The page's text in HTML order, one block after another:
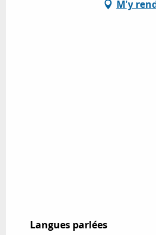
M'y
Langues parlées
Langues parlées